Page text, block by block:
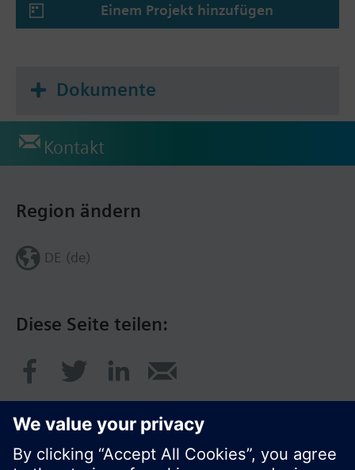
Einem Projekt hinzufügen
Dokumente
Kontakt
Diese Seite teilen:
Region ändern
DE (de)